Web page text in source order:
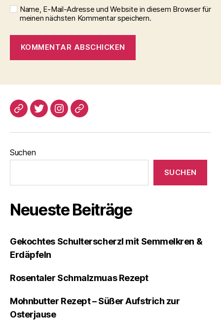
Name, E-Mail-Adresse und Website in diesem Browser für
meinen nächsten Kommentar speichern.
blogspotTwitterInstagramPinterest
Suchen
SUCHEN
Neueste Beiträge
Gekochtes Schulterscherzl mit Semmelkren &
Erdäpfeln
Rosentaler Schmalzmuas Rezept
Mohnbutter Rezept – Süßer Aufstrich zur
Osterjause